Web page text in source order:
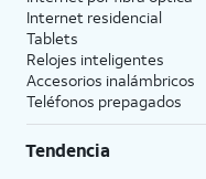
Internet residencial
Tablets
Relojes inteligentes
Accesorios inalámbricos
Teléfonos prepagados
Tendencia